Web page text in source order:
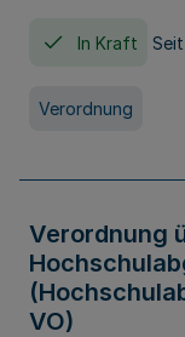
In Kraft
Verordnung
Verordnung
VO)